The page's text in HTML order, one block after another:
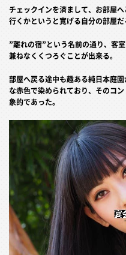
チェックインを済まして、お部屋
行くかというと寛げる自分の部屋だ
”離れの宿”という名前の通り、客
兼ねなくくつろぐことが出来る。
部屋へ戻る途中も趣ある純日本庭
な赤色で染められており、そのコ
象的であった。